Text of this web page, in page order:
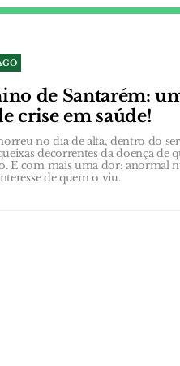
de Santarém:
crise em saúde!
no dia de alta, dentro do
decorrentes da doença de
E com mais uma dor: anormal
de quem o viu.